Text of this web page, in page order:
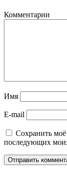
Комментарии
Имя
E-mail
Сохранить моё
последующих